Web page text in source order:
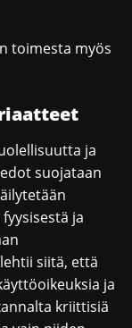
toimesta myös
ja
suojataan
ja
siitä, että
ja
kriittisiä